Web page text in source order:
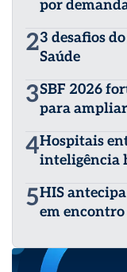
por
23 desafios
Saúde
3SBF 2026
para
4Hospitais
inteligência
5HIS
em